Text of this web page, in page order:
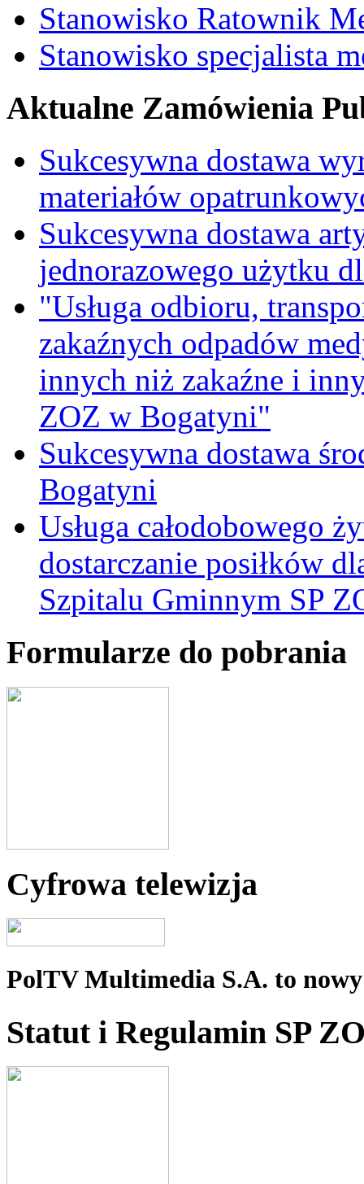
Stanowisko Ratownik
Stanowisko specjalista
Aktualne Zamówienia
Sukcesywna dostawa
materiałów
Sukcesywna dostawa
jednorazowego użytku
"Usługa odbioru,
zakaźnych odpadów
innych niż zakaźne i
ZOZ w Bogatyni"
Sukcesywna dostawa
Bogatyni
Usługa całodobowego
dostarczanie posiłków
Szpitalu Gminnym SP
Formularze do pobrania
Cyfrowa telewizja
PolTV Multimedia S.A. to
Statut i Regulamin SP